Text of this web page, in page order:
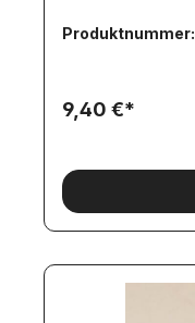
Produktnummer:
9,40 €*